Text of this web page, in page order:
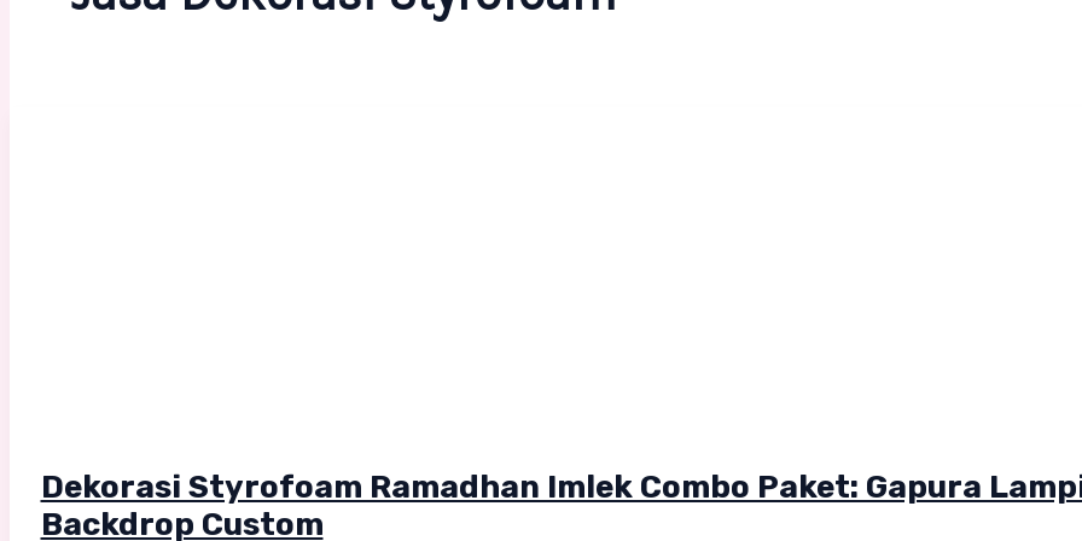
Dekorasi Styrofoam Ramadhan Imlek Combo Paket: Gapura
Backdrop Custom